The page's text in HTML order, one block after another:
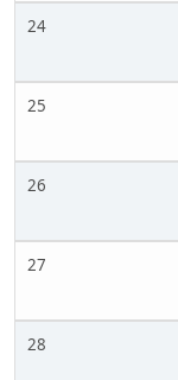
24
25
26
27
28